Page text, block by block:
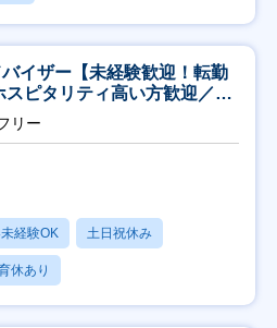
イザー【未経験歓迎！転勤
ピタリティ高い方歓迎／土
リー
経験OK 土日祝休み
休あり